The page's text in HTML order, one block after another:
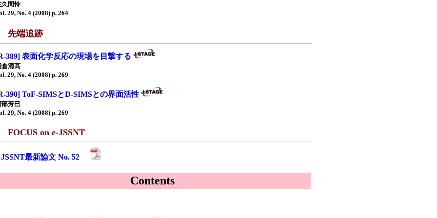
久間怜
29, No. 4 (2008) p. 264
先端追跡
389] 表面化学反応の現場を目撃する
倉清高
29, No. 4 (2008) p. 269
390] ToF-SIMSとD-SIMSとの界面活性
部芳巳
29, No. 4 (2008) p. 269
FOCUS on e-JSSNT
JSSNT最新論文 No. 52
Contents